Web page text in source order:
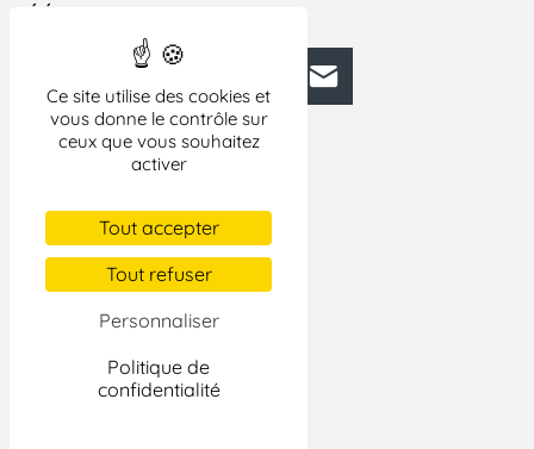
Ce site utilise des cookies et
vous donne le contrôle sur
ceux que vous souhaitez
activer
Tout accepter
Tout refuser
Personnaliser
Politique de
confidentialité
TÉLÉCHARGEZ LE BULLETIN CHINE N° 76
FacebookBlueskyMastodonLinkedIn